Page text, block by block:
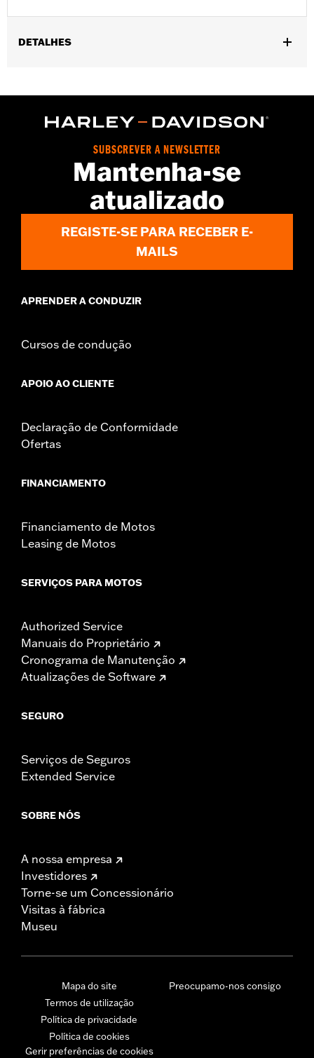
DETALHES
WARRANTY:2 year limited warranty – Go towww.h-
Imported
SUBSCREVER A NEWSLETTER
Mantenha-se
atualizado
REGISTE-SE PARA RECEBER E-
MAILS
APRENDER A CONDUZIR
Cursos de condução
APOIO AO CLIENTE
Declaração de Conformidade
Ofertas
FINANCIAMENTO
Financiamento de Motos
Leasing de Motos
SERVIÇOS PARA MOTOS
Authorized Service
Manuais do Proprietário
Cronograma de Manutenção
Atualizações de Software
SEGURO
Serviços de Seguros
Extended Service
SOBRE NÓS
A nossa empresa
Investidores
Torne-se um Concessionário
Visitas à fábrica
Museu
Mapa do site
Termos de utilização
Política de privacidade
Política de cookies
Gerir preferências de cookies
Preocupamo-nos consigo